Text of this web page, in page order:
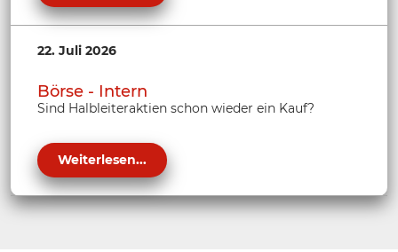
22. Juli 2026
Börse - Intern
Sind Halbleiteraktien schon wieder ein Kauf?
Weiterlesen...